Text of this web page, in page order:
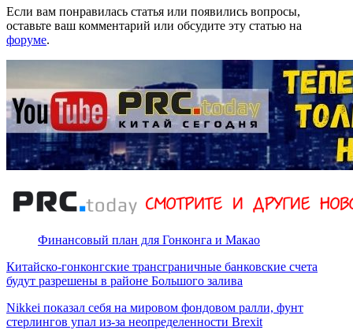
Если вам понравилась статья или появились вопросы,
оставьте ваш комментарий или обсудите эту статью на
форуме.
Финансовый план для Гонконга и Макао
Китайско-гонконгские трансграничные банковские счета
будут разрешены в районе Большого залива
Nikkei показал себя на мировом фондовом ралли, фунт
стерлингов упал из-за неопределенности Brexit